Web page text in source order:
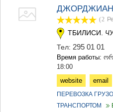
ДЖОРДЖИАН
(2
ТБИЛИСИ.
Тел: 295 01 01
Время работы:
18:00
website
email
ПЕРЕВОЗКА
ТРАНСПОРТОМ